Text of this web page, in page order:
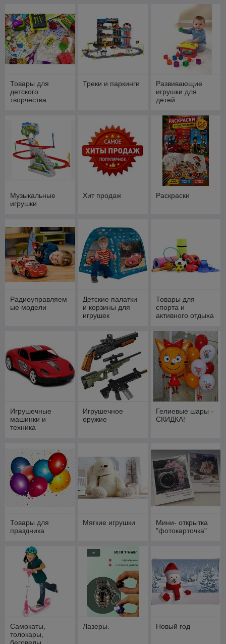
Товары для
детского
творчества
Треки и паркинги
Развивающие
игрушки для
детей
Музыкальные
игрушки
Хит продаж Раскраски
Радиоуправляем
ые модели
Детские палатки
и корзины для
игрушек
Товары для
спорта и
активного отдыха
Игрушечные
машинки и
техника
Игрушечное
оружие
Гелиевые шары -
СКИДКА!
Товары для
праздника
Мягкие игрушки
Мини- открытка
"фотокарточка"
Самокаты,
толокары,
Лазеры. Новый год